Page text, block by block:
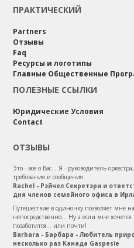
ПРАКТИЧЕСКИЙ
Partners
Отзывы
Faq
Ресурсы и логотипы
Главные Общественные
ПОЛЕЗНЫЕ ССЫЛКИ
Юридические Условия
Contact
ОТЗЫВЫ
Это - все о Вас... Я - руководитель
требования и сообщения.
Rachel - Рэйчел Секретэри и
дня членов семейного офиса в
Путешествие в одиночку позволяет мне
непосредственно... Ну а если мне
позаботится... или почти!
Barbara - Барбара - Любитель
несколько раз Канада Gaspesie